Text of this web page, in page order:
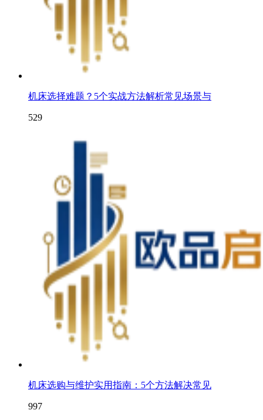
机床选择难题？5个实战方法解析常见场景与
529
机床选购与维护实用指南：5个方法解决常见
997